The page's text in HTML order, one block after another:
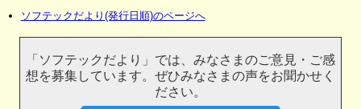
ソフテックだより(発行日順)のページへ
「ソフテックだより」では、みなさまのご意見・ご感
想を募集しています。ぜひみなさまの声をお聞かせく
ださい。